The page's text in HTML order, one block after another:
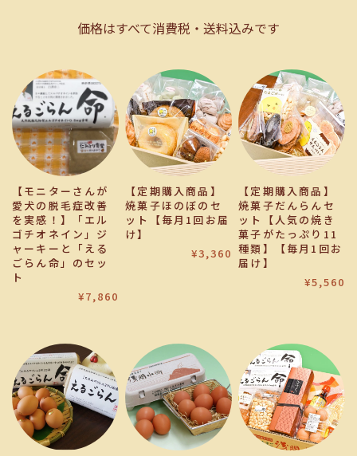
価格はすべて消費税・送料込みです
【モニターさんが
愛犬の脱毛症改善
を実感！】「エル
ゴチオネイン」ジ
ャーキーと「える
ごらん命」のセッ
ト
¥7,860
【定期購入商品】
焼菓子ほのぼのセ
ット【毎月1回お届
け】
¥3,360
【定期購入商品】
焼菓子だんらんセ
ット【人気の焼き
菓子がたっぷり11
種類】【毎月1回お
届け】
¥5,560